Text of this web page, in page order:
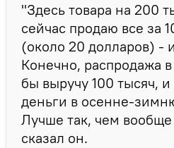
"Здесь товара на 200
сейчас продаю все за
(около 20 долларов) -
Конечно, распродажа
бы выручу 100 тысяч,
деньги в осенне-
Лучше так, чем вообще
сказал он.